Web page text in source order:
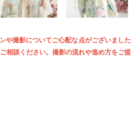
や撮影についてご心配な点がございました
相談ください。撮影の流れや進め方をご提